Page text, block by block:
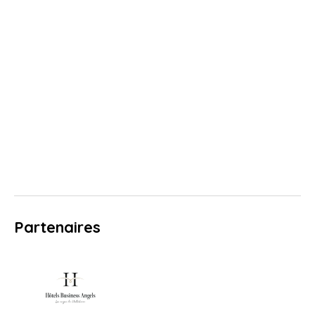
Partenaires